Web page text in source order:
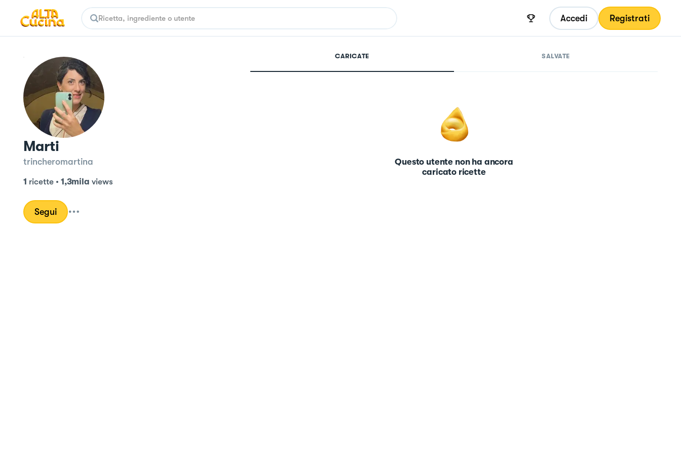
Accedi Registrati
Marti
trincheromartina
1 ricette• 1,3mila views
Segui
CARICATE SALVATE
Questo utente non ha ancora
caricato ricette